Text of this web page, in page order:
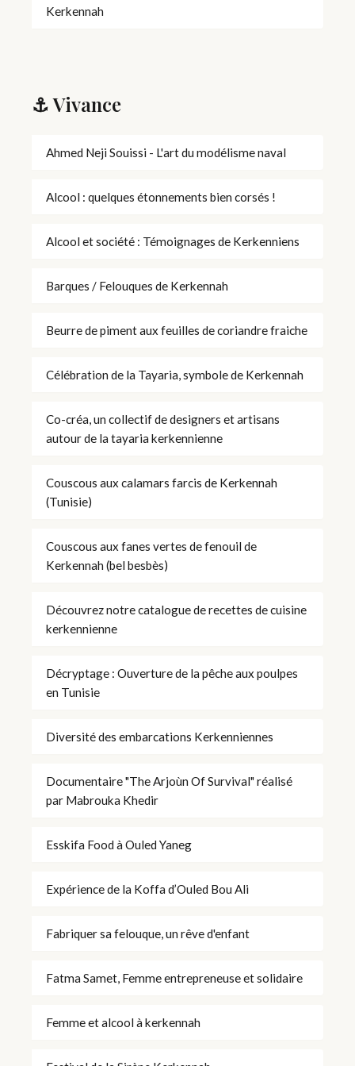
Kerkennah
⚓ Vivance
Ahmed Neji Souissi - L'art du modélisme naval
Alcool : quelques étonnements bien corsés !
Alcool et société : Témoignages de Kerkenniens
Barques / Felouques de Kerkennah
Beurre de piment aux feuilles de coriandre fraiche
Célébration de la Tayaria, symbole de Kerkennah
Co-créa, un collectif de designers et artisans
autour de la tayaria kerkennienne
Couscous aux calamars farcis de Kerkennah
(Tunisie)
Couscous aux fanes vertes de fenouil de
Kerkennah (bel besbès)
Découvrez notre catalogue de recettes de cuisine
kerkennienne
Décryptage : Ouverture de la pêche aux poulpes
en Tunisie
Diversité des embarcations Kerkenniennes
Documentaire "The Arjoùn Of Survival" réalisé
par Mabrouka Khedir
Esskifa Food à Ouled Yaneg
Expérience de la Koffa d’Ouled Bou Ali
Fabriquer sa felouque, un rêve d'enfant
Fatma Samet, Femme entrepreneuse et solidaire
Femme et alcool à kerkennah